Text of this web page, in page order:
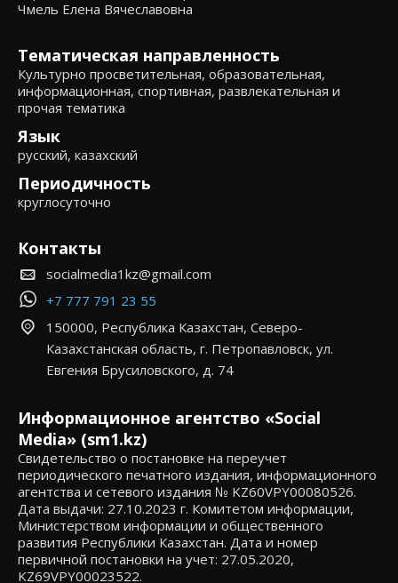
Чмель Елена Вячеславовна
Тематическая направленность
Культурно просветительная, образовательная,
информационная, спортивная, развлекательная и
прочая тематика
Язык
русский, казахский
Периодичность
круглосуточно
Контакты
socialmedia1kz@gmail.com
+7 777 791 23 55
150000, Республика Казахстан, Северо-
Казахстанская область, г. Петропавловск, ул.
Евгения Брусиловского, д. 74
Информационное агентство «Social
Media» (sm1.kz)
Свидетельство о постановке на переучет
периодического печатного издания, информационного
агентства и сетевого издания № KZ60VPY00080526.
Дата выдачи: 27.10.2023 г. Комитетом информации,
Министерством информации и общественного
развития Республики Казахстан. Дата и номер
первичной постановки на учет: 27.05.2020,
KZ69VPY00023522.